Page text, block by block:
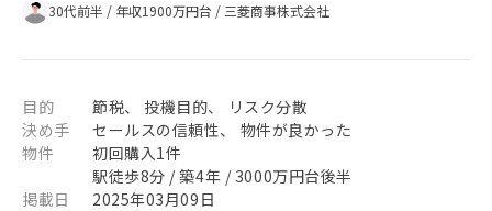
30代前半 / 年収1900万円台 / 三菱商事株式会社
目的
節税、 投機目的、 リスク分散
決め手
セールスの信頼性、 物件が良かった
物件
初回購入1件
駅徒歩8分 / 築4年 / 3000万円台後半
掲載日
2025年03月09日